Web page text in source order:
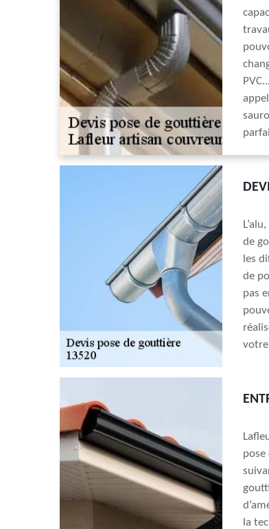
de
les
de
pas
votre
pose
la